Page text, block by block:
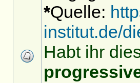
*Quelle:
institut.de/
Habt ihr